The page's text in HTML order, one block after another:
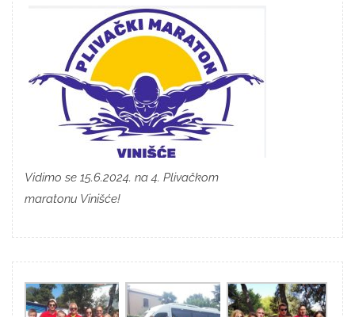
Vidimo se 15.6.2024. na 4. Plivačkom
maratonu Vinišće!